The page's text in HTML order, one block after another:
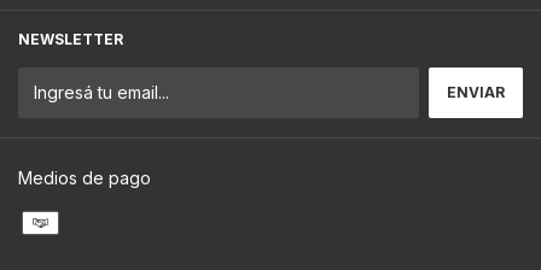
NEWSLETTER
Medios de pago